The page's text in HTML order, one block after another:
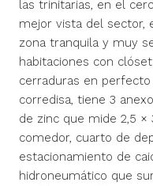
las trinitarias, en el
mejor vista del sector,
zona tranquila y muy
habitaciones con
cerraduras en perfecto
corredisa, tiene 3
de zinc que mide 2,5
comedor, cuarto de
estacionamiento de
hidroneumático que